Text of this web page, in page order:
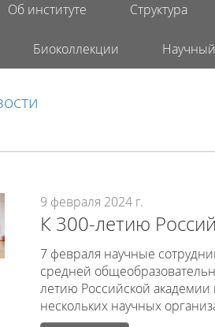
Об институте Структура
Биоколлекции
9 февраля 2024 г.
К 300-летию
7 февраля научные
средней
летию Российской
нескольких научных